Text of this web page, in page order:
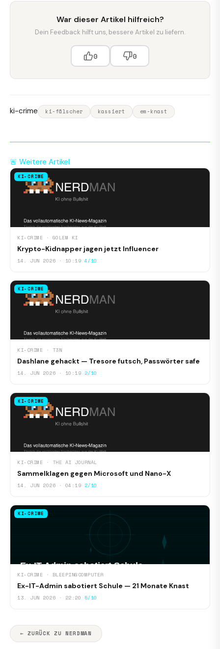
War dieser Artikel hilfreich?
Dein Feedback hilft uns, bessere Artikel zu liefern.
0 0
ki-crime ki-fälscher kassiert em-knast
🚨 Weitere Artikel
KI-CRIME
KI-CRIME · GOLEM KI
Krypto-Kidnapper jagen jetzt Influencer
14. JUN 2026 · 10:19 4/10
KI-CRIME
KI-CRIME · T3N
Dashlane gehackt — Tresore futsch, Passwörter safe
14. JUN 2026 · 10:19 2/10
KI-CRIME
KI-CRIME · THE AI JOURNAL
Sammelklagen gegen Microsoft und Nano-X
14. JUN 2026 · 04:19 2/10
KI-CRIME
KI-CRIME · BLEEPINGCOMPUTER
Ex-IT-Admin sabotiert Schule — 21 Monate Knast
13. JUN 2026 · 22:20 5/10
← ZURÜCK ZU NERDMAN